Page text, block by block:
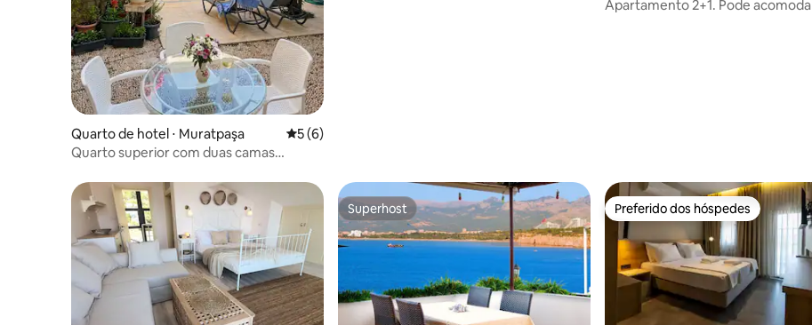
Quarto de hotel ⋅ Muratpaşa 5 de uma avaliação média de 5, 6 avaliações
5 (6)
Quarto superior com duas camas
Apartamento 2+1. Pode
Superhost
Superhost Preferido dos hóspedes
Preferido dos hóspedes